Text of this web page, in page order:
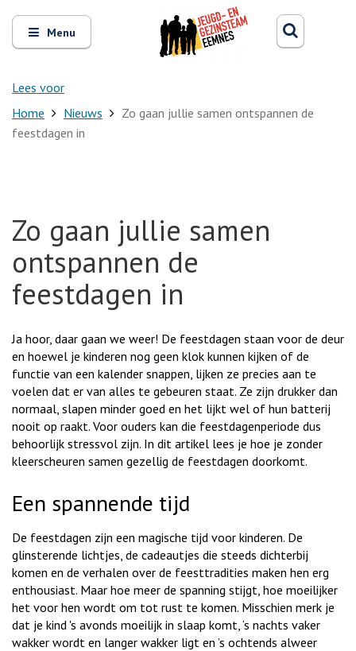
Open
en
sluit
Menu
Lees voor
Zoeken
Home Nieuws
Zo gaan jullie samen ontspannen de
feestdagen in
Zo gaan jullie samen
ontspannen de
feestdagen in
Ja hoor, daar gaan we weer! De feestdagen staan voor de deur
en hoewel je kinderen nog geen klok kunnen kijken of de
functie van een kalender snappen, lijken ze precies aan te
voelen dat er van alles te gebeuren staat. Ze zijn drukker dan
normaal, slapen minder goed en het lijkt wel of hun batterij
nooit op raakt. Voor ouders kan die feestdagenperiode dus
behoorlijk stressvol zijn. In dit artikel lees je hoe je zonder
kleerscheuren samen gezellig de feestdagen doorkomt.
Een spannende tijd
De feestdagen zijn een magische tijd voor kinderen. De
glinsterende lichtjes, de cadeautjes die steeds dichterbij
komen en de verhalen over de feesttradities maken hen erg
enthousiast. Maar hoe meer de spanning stijgt, hoe moeilijker
het voor hen wordt om tot rust te komen. Misschien merk je
dat je kind 's avonds moeilijk in slaap komt, ‘s nachts vaker
wakker wordt en langer wakker ligt en ’s ochtends alweer